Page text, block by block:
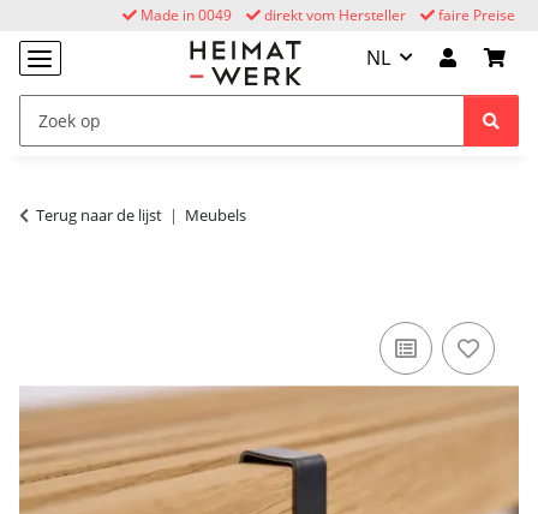
faire Preise
direkt vom Hersteller
Made in 0049
NL
Terug naar de lijst Meubels